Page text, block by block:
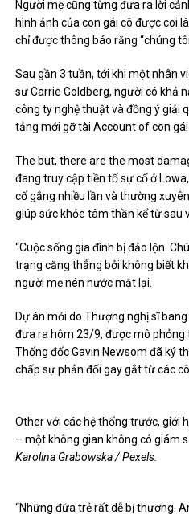
Người mẹ cũng từng đưa ra lời
hình ảnh của con gái cô được coi
Sau gần 3 tuần, tới khi một nhân
sư Carrie Goldberg, người có khả
công ty nghệ thuật và đồng ý giải
The but, there are the most
đang truy cập tiền tố sự cố ở
cố gắng nhiều lần và thường
“Cuộc sống gia đình bị đảo lộn.
trạng căng thẳng bởi không biết
Dự án mới do Thượng nghị sĩ
đưa ra hôm 23/9, được mô phỏng
Thống đốc Gavin Newsom đã ký
Other với các hệ thống trước, giới